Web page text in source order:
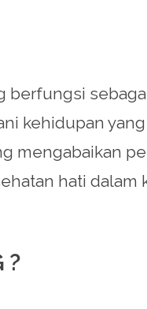
kehidupan
mengabaikan
hati